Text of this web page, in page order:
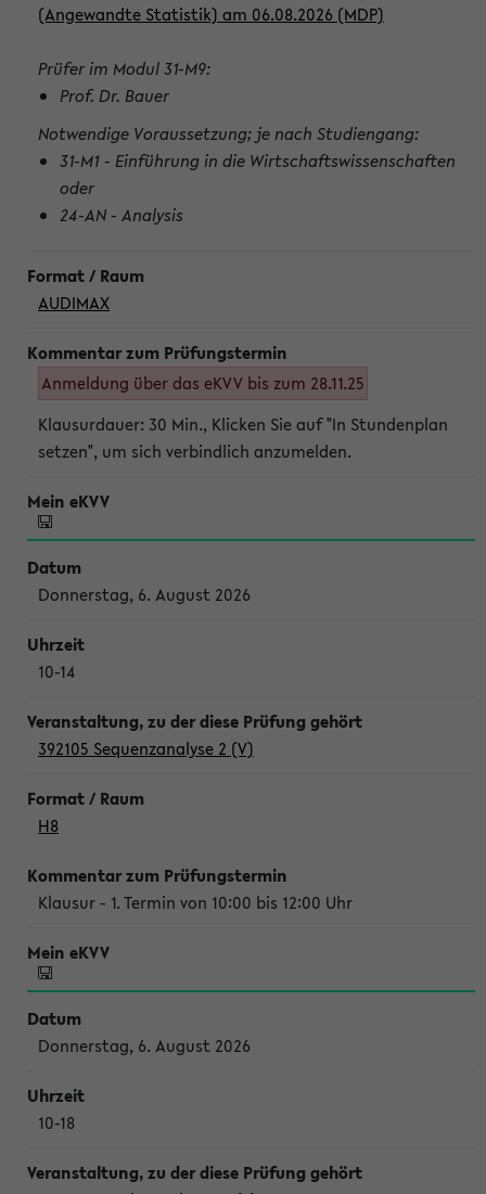
(Angewandte Statistik) am 06.08.2026 (MDP)
Prüfer im Modul 31-M9:
Prof. Dr. Bauer
Notwendige Voraussetzung; je nach Studiengang:
31-M1 - Einführung in die Wirtschaftswissenschaften
oder
24-AN - Analysis
AUDIMAX
Anmeldung über das eKVV bis zum 28.11.25
Klausurdauer: 30 Min., Klicken Sie auf "In Stundenplan
setzen", um sich verbindlich anzumelden.
Donnerstag, 6. August 2026
10-14
392105 Sequenzanalyse 2 (V)
H8
Klausur - 1. Termin von 10:00 bis 12:00 Uhr
Donnerstag, 6. August 2026
10-18